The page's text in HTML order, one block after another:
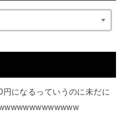
になるっていうのに未だに